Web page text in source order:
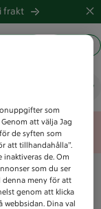
frakt
som
att välja Jag
de syften som
att tillhandahålla”.
inaktiveras de. Om
som du ser
denna meny för att
genom att klicka
webbsidan. Dina val